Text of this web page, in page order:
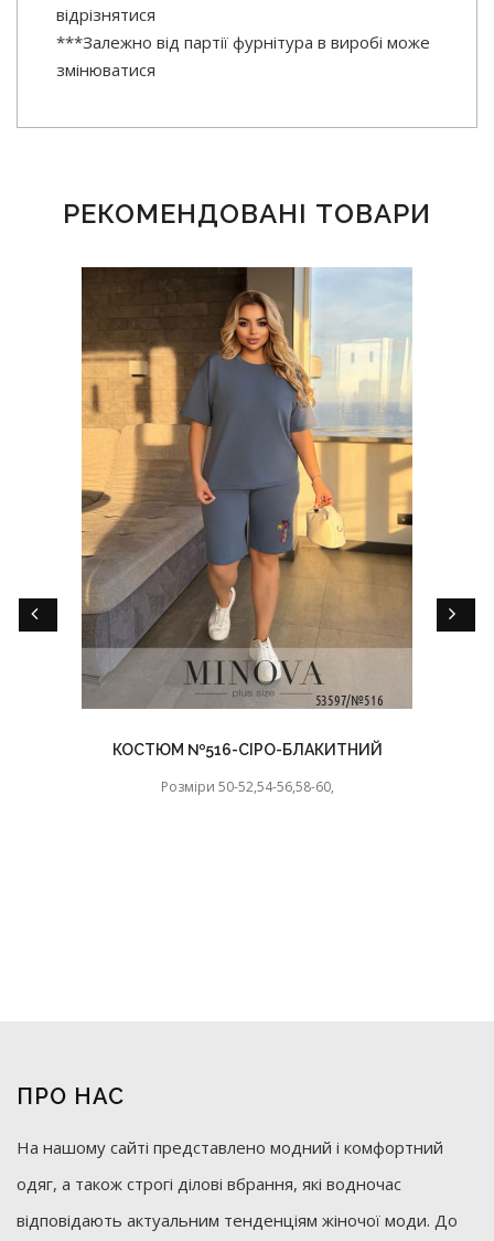
відрізнятися
***Залежно від партії фурнітура в виробі може
змінюватися
РЕКОМЕНДОВАНІ ТОВАРИ
КОСТЮМ №516-СІРО-БЛАКИТНИЙ
Розміри 50-52,54-56,58-60,
ПРО НАС
На нашому сайті представлено модний і комфортний
одяг, а також строгі ділові вбрання, які водночас
відповідають актуальним тенденціям жіночої моди. До